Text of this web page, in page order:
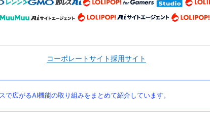
コーポレートサイト採用サイト
広がるAI機能の取り組みをまとめて紹介しています。